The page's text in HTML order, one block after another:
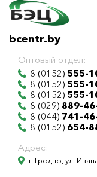
bcentr.by
Оптовый отдел:
8 (0152) 555-
8 (0152) 555-
8 (0152) 555-
8 (029) 889-
8 (044) 741-
8 (0152) 654-
Адрес:
г. Гродно, ул.